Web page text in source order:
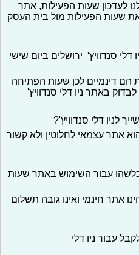
לעדכון שעות הפעילות, אתר
שעות הפעילות מול בית העסק
סנדוויץ' ירושלים ביום שישי
הם דינמיים לכן שעות הפתיחה
באתר ניו דלי סנדוויץ'
לניו דלי סנדוויץ'?
אתר עצמאי לחלוטין ולא קשור
עבור השימוש באתר שעות
אתר חינמי ואינו גובה תשלום
עבור ניו דלי